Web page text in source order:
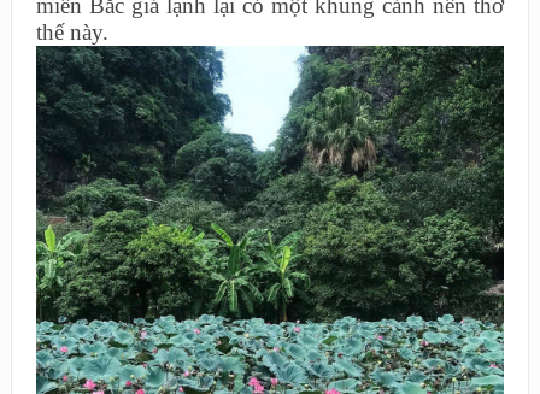
miền Bắc giá lạnh lại có một khung cảnh nên thơ
thế này.